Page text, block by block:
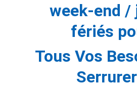
week-end /
fériés
Tous Vos